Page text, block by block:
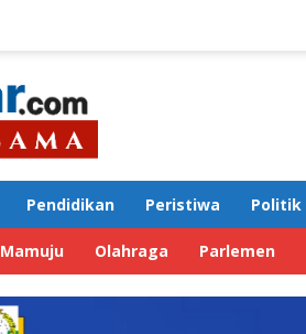
Pendidikan Peristiwa Politik
Mamuju Olahraga Parlemen